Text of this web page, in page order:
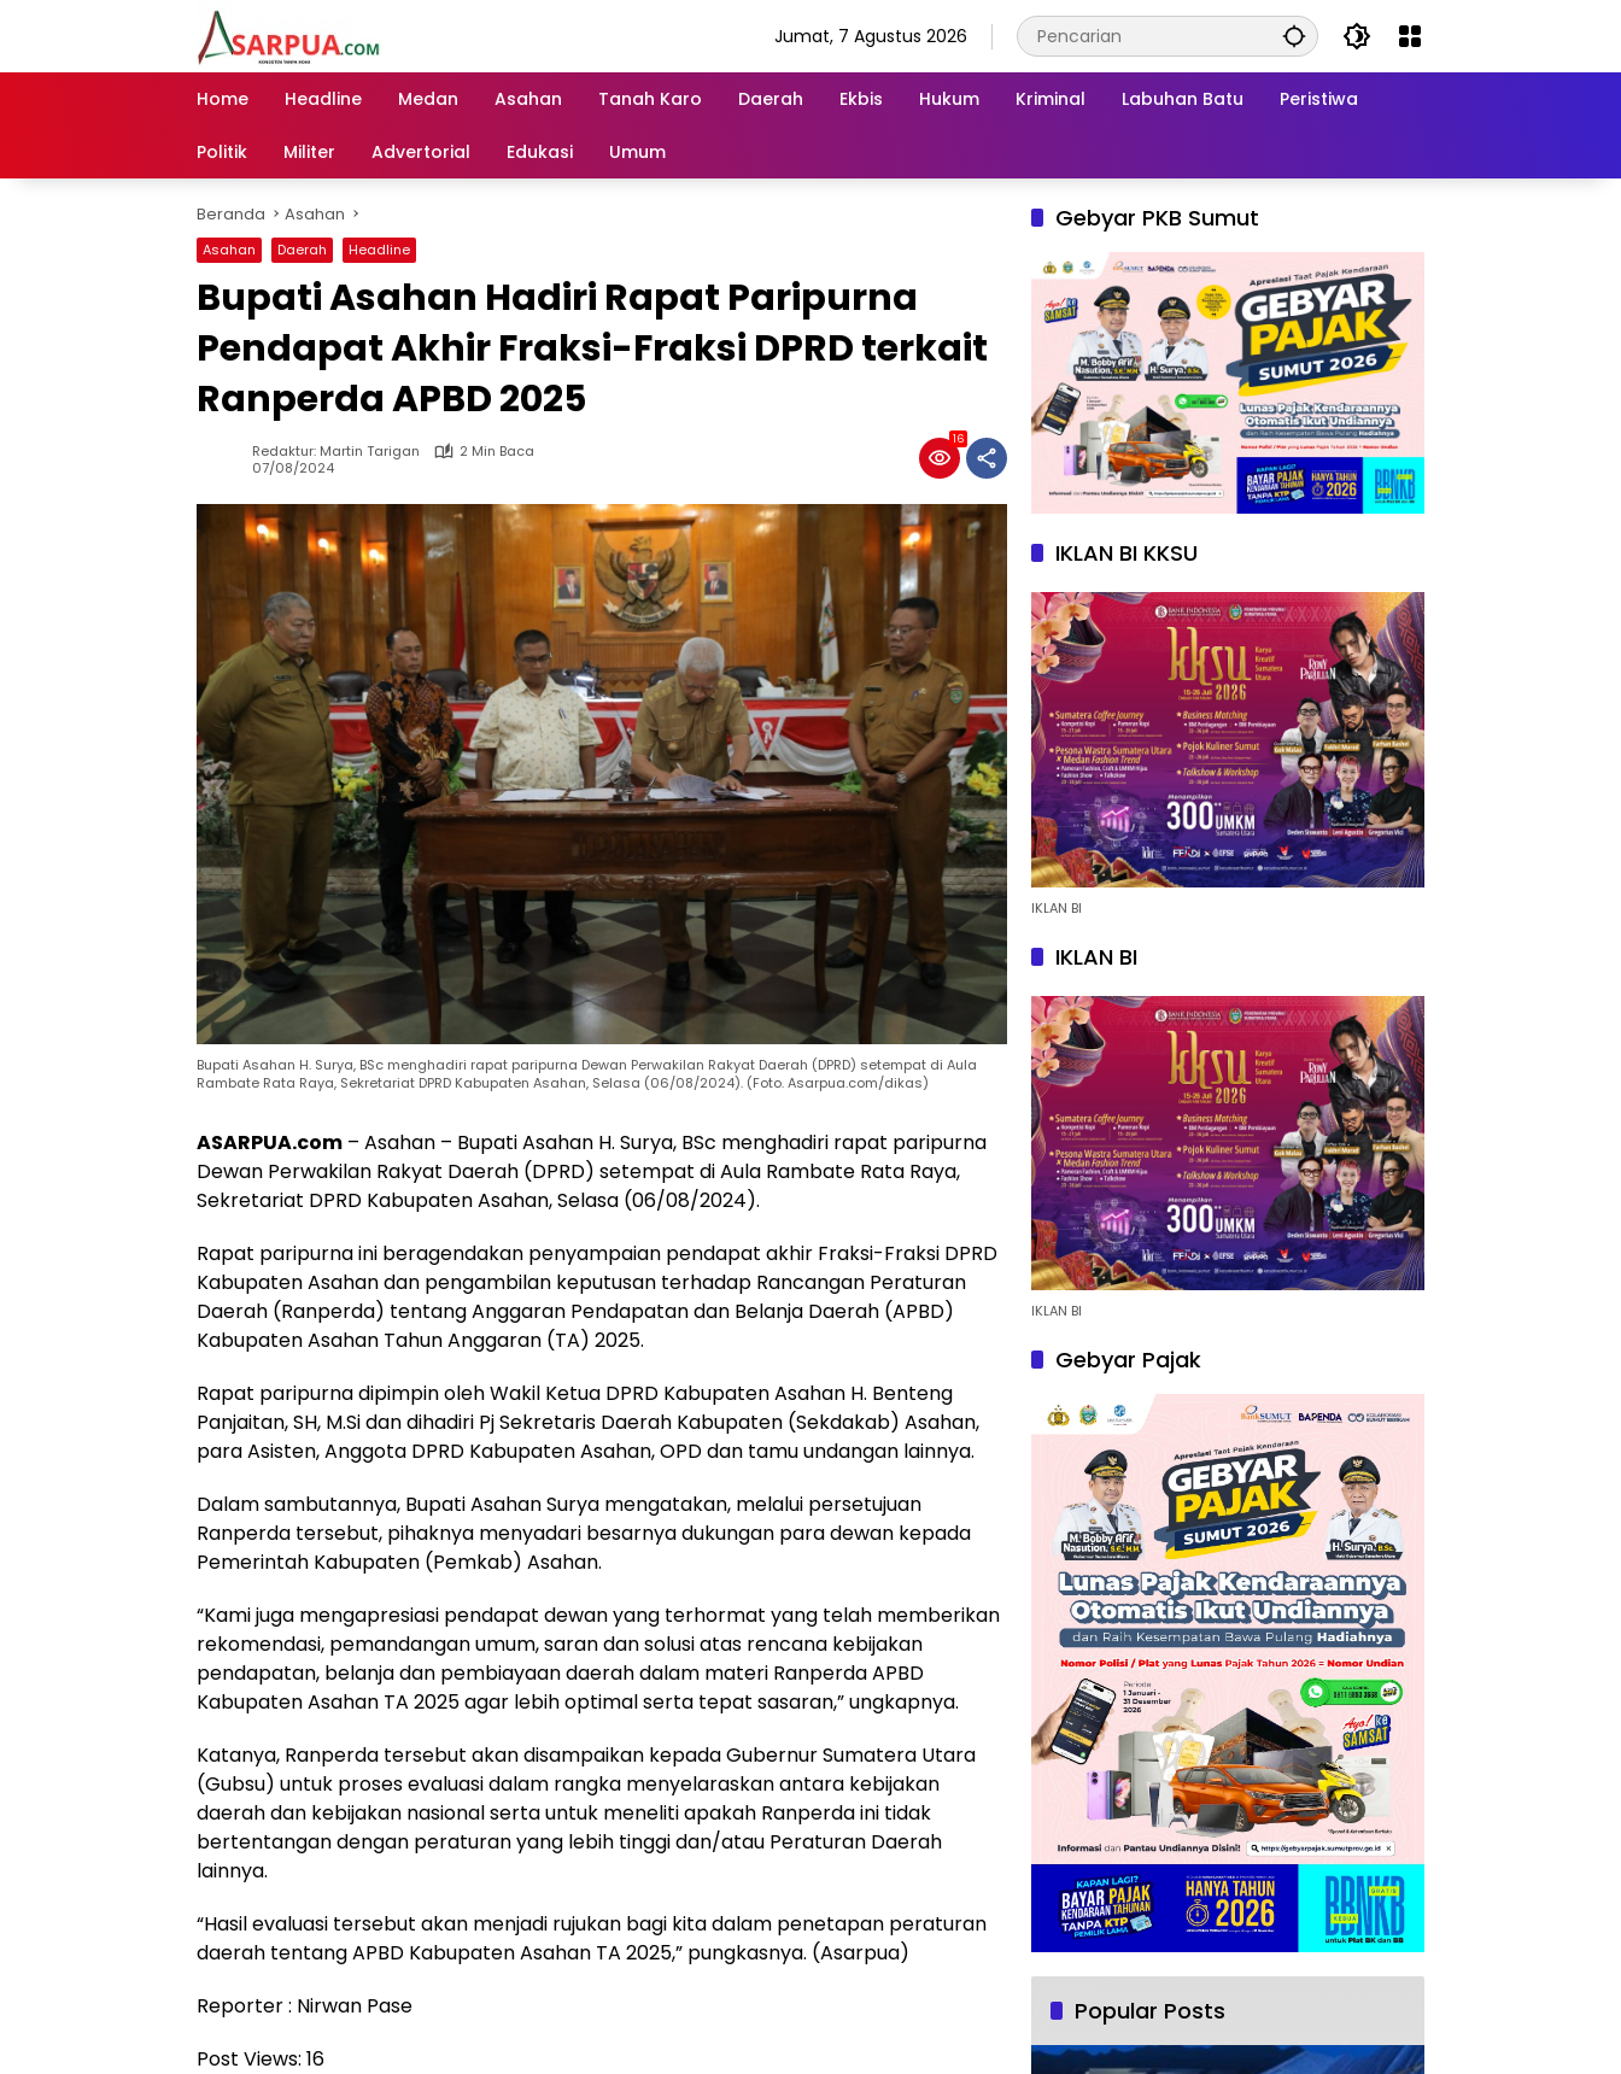
Jumat, 7 Agustus 2026
Home Headline Medan Asahan Tanah Karo Daerah Ekbis Hukum Kriminal Labuhan Batu Peristiwa
Politik Militer Advertorial Edukasi Umum
Beranda Asahan
Asahan Daerah Headline
Bupati Asahan Hadiri Rapat Paripurna
Pendapat Akhir Fraksi-Fraksi DPRD terkait
Ranperda APBD 2025
Redaktur: Martin Tarigan
2 Min Baca
07/08/2024
16
Bupati Asahan H. Surya, BSc menghadiri rapat paripurna Dewan Perwakilan Rakyat Daerah (DPRD) setempat di Aula
Rambate Rata Raya, Sekretariat DPRD Kabupaten Asahan, Selasa (06/08/2024). (Foto. Asarpua.com/dikas)
ASARPUA.com – Asahan – Bupati Asahan H. Surya, BSc menghadiri rapat paripurna
Dewan Perwakilan Rakyat Daerah (DPRD) setempat di Aula Rambate Rata Raya,
Sekretariat DPRD Kabupaten Asahan, Selasa (06/08/2024).
Rapat paripurna ini beragendakan penyampaian pendapat akhir Fraksi-Fraksi DPRD
Kabupaten Asahan dan pengambilan keputusan terhadap Rancangan Peraturan
Daerah (Ranperda) tentang Anggaran Pendapatan dan Belanja Daerah (APBD)
Kabupaten Asahan Tahun Anggaran (TA) 2025.
Rapat paripurna dipimpin oleh Wakil Ketua DPRD Kabupaten Asahan H. Benteng
Panjaitan, SH, M.Si dan dihadiri Pj Sekretaris Daerah Kabupaten (Sekdakab) Asahan,
para Asisten, Anggota DPRD Kabupaten Asahan, OPD dan tamu undangan lainnya.
Dalam sambutannya, Bupati Asahan Surya mengatakan, melalui persetujuan
Ranperda tersebut, pihaknya menyadari besarnya dukungan para dewan kepada
Pemerintah Kabupaten (Pemkab) Asahan.
“Kami juga mengapresiasi pendapat dewan yang terhormat yang telah memberikan
rekomendasi, pemandangan umum, saran dan solusi atas rencana kebijakan
pendapatan, belanja dan pembiayaan daerah dalam materi Ranperda APBD
Kabupaten Asahan TA 2025 agar lebih optimal serta tepat sasaran,” ungkapnya.
Katanya, Ranperda tersebut akan disampaikan kepada Gubernur Sumatera Utara
(Gubsu) untuk proses evaluasi dalam rangka menyelaraskan antara kebijakan
daerah dan kebijakan nasional serta untuk meneliti apakah Ranperda ini tidak
bertentangan dengan peraturan yang lebih tinggi dan/atau Peraturan Daerah
lainnya.
“Hasil evaluasi tersebut akan menjadi rujukan bagi kita dalam penetapan peraturan
daerah tentang APBD Kabupaten Asahan TA 2025,” pungkasnya. (Asarpua)
Reporter : Nirwan Pase
Post Views: 16
Gebyar PKB Sumut
IKLAN BI KKSU
IKLAN BI
IKLAN BI
IKLAN BI
Gebyar Pajak
Popular Posts